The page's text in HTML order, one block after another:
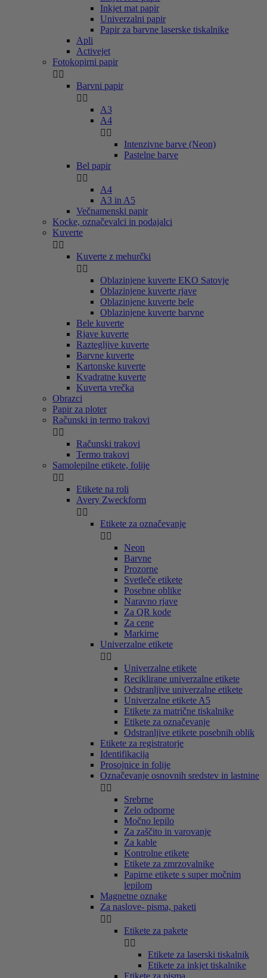
Inkjet mat papir
Univerzalni papir
Papir za barvne laserske tiskalnike
Apli
Activejet
Fotokopirni papir
 
Barvni papir
 
A3
A4
 
Intenzivne barve (Neon)
Pastelne barve
Bel papir
 
A4
A3 in A5
Večnamenski papir
Kocke, označevalci in podajalci
Kuverte
 
Kuverte z mehurčki
 
Oblazinjene kuverte EKO Satovje
Oblazinjene kuverte rjave
Oblazinjene kuverte bele
Oblazinjene kuverte barvne
Bele kuverte
Rjave kuverte
Raztegljive kuverte
Barvne kuverte
Kartonske kuverte
Kvadratne kuverte
Kuverta vrečka
Obrazci
Papir za ploter
Računski in termo trakovi
 
Računski trakovi
Termo trakovi
Samolepilne etikete, folije
 
Etikete na roli
Avery Zweckform
 
Etikete za označevanje
 
Neon
Barvne
Prozorne
Svetleče etikete
Posebne oblike
Naravno rjave
Za QR kode
Za cene
Markirne
Univerzalne etikete
 
Univerzalne etikete
Reciklirane univerzalne etikete
Odstranljive univerzalne etikete
Univerzalne etikete A5
Etikete za matrične tiskalnike
Etikete za označevanje
Odstranljive etikete posebnih oblik
Etikete za registratorje
Identifikacija
Prosojnice in folije
Označevanje osnovnih sredstev in lastnine
 
Srebrne
Zelo odporne
Močno lepilo
Za zaščito in varovanje
Za kable
Kontrolne etikete
Etikete za zmrzovalnike
Papirne etikete s super močnim
lepilom
Magnetne oznake
Za naslove- pisma, paketi
 
Etikete za pakete
 
Etikete za laserski tiskalnik
Etikete za inkjet tiskalnike
Etikete za pisma